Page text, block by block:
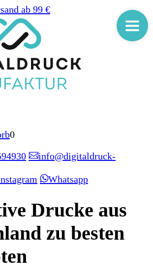
ab 99 €
0
info@digitaldruck-
Whatsapp
Drucke aus
zu besten